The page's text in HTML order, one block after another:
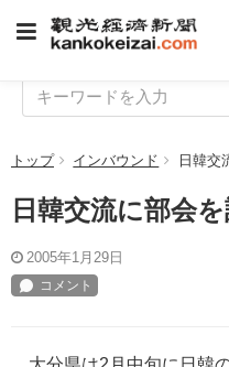
トップ インバウンド 日韓
日韓交流に部会
2005年1月29日